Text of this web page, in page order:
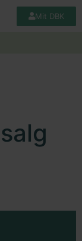
Mit DBK